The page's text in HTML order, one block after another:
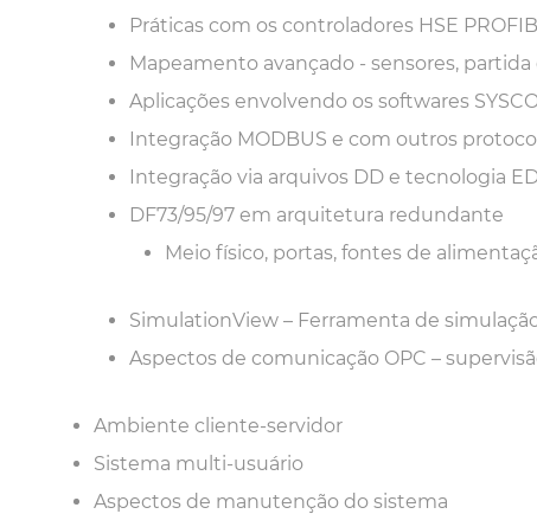
Práticas com os controladores HSE
Mapeamento avançado - sensores,
Aplicações envolvendo os softwares
Integração MODBUS e com outros
Integração via arquivos DD e tecnologia
DF73/95/97 em arquitetura redundante
Meio físico, portas, fontes de
SimulationView – Ferramenta de
Aspectos de comunicação OPC –
Ambiente cliente-servidor
Sistema multi-usuário
Aspectos de manutenção do sistema